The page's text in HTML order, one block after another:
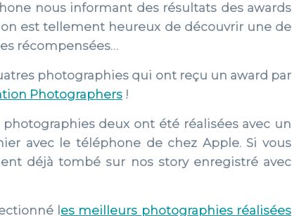
nous informant des résultats des awards
est tellement heureux de découvrir une de
récompensées…
photographies qui ont reçu un award par
Photographers !
deux ont été réalisées avec un
avec le téléphone de chez Apple. Si vous
déjà tombé sur nos story enregistré avec
l es meilleurs photographies réalisées